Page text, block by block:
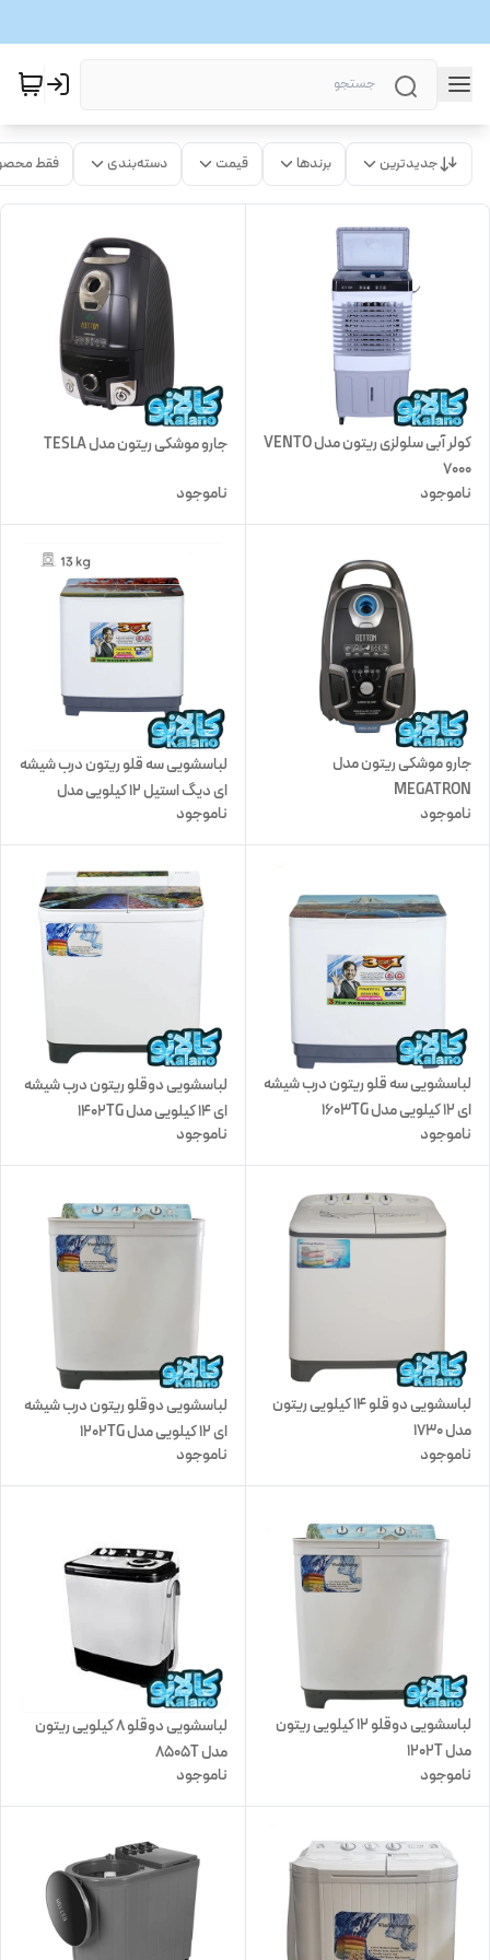
جدیدترین برندها قیمت دسته‌بندی فقط
کولر آبی سلولزی ریتون مدل VENTO
7000
ناموجود
جارو موشکی ریتون مدل TESLA
ناموجود
جارو موشکی ریتون مدل
MEGATRON
ناموجود
لباسشویی سه قلو ریتون درب شیشه
ای دیگ استیل 12 کیلویی مدل
1603TGS
ناموجود
لباسشویی سه قلو ریتون درب شیشه
ای 12 کیلویی مدل 1603TG
ناموجود
لباسشویی دوقلو ریتون درب شیشه
ای 14 کیلویی مدل 1402TG
ناموجود
لباسشویی دو قلو 14 کیلویی ریتون
مدل 1730
ناموجود
لباسشویی دوقلو ریتون درب شیشه
ای 12 کیلویی مدل 1202TG
ناموجود
لباسشویی دوقلو 12 کیلویی ریتون
مدل 1202T
ناموجود
لباسشویی دوقلو 8 کیلویی ریتون
مدل 8505T
ناموجود